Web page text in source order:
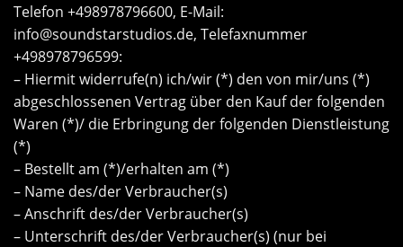
Telefon +498978796600, E-Mail:
info@soundstarstudios.de, Telefaxnummer
+498978796599:
– Hiermit widerrufe(n) ich/wir (*) den von mir/uns (*)
abgeschlossenen Vertrag über den Kauf der folgenden
Waren (*)/ die Erbringung der folgenden Dienstleistung
(*)
– Bestellt am (*)/erhalten am (*)
– Name des/der Verbraucher(s)
– Anschrift des/der Verbraucher(s)
– Unterschrift des/der Verbraucher(s) (nur bei